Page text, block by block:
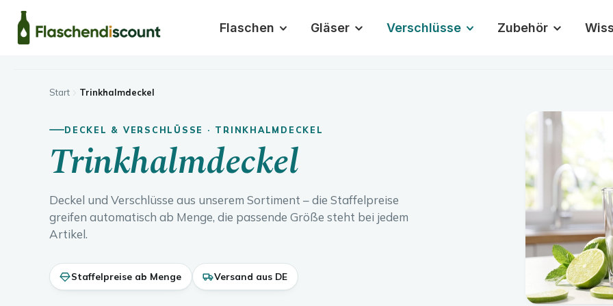
Hauptinhalt springen
Zur Suche springen
Zur Hauptnavigation springen
Flaschen Gläser Verschlüsse Zubehör
Start Trinkhalmdeckel
DECKEL & VERSCHLÜSSE · TRINKHALMDECKEL
Trinkhalmdeckel
Deckel und Verschlüsse aus unserem Sortiment – die Staffelpreise
greifen automatisch ab Menge, die passende Größe steht bei jedem
Artikel.
Staffelpreise ab Menge Versand aus DE